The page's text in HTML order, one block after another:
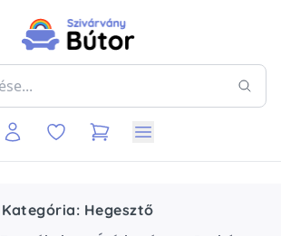
Kategória: Hegesztő